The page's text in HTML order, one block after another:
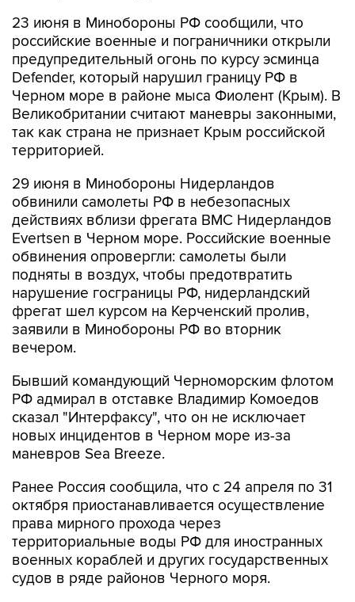
23 июня в Минобороны РФ сообщили, что
российские военные и пограничники открыли
предупредительный огонь по курсу эсминца
Defender, который нарушил границу РФ в
Черном море в районе мыса Фиолент (Крым). В
Великобритании считают маневры законными,
так как страна не признает Крым российской
территорией.
29 июня в Минобороны Нидерландов
обвинили самолеты РФ в небезопасных
действиях вблизи фрегата ВМС Нидерландов
Evertsen в Черном море. Российские военные
обвинения опровергли: самолеты были
подняты в воздух, чтобы предотвратить
нарушение госграницы РФ, нидерландский
фрегат шел курсом на Керченский пролив,
заявили в Минобороны РФ во вторник
вечером.
Бывший командующий Черноморским флотом
РФ адмирал в отставке Владимир Комоедов
сказал "Интерфаксу", что он не исключает
новых инцидентов в Черном море из-за
маневров Sea Breeze.
Ранее Россия сообщила, что с 24 апреля по 31
октября приостанавливается осуществление
права мирного прохода через
территориальные воды РФ для иностранных
военных кораблей и других государственных
судов в ряде районов Черного моря.